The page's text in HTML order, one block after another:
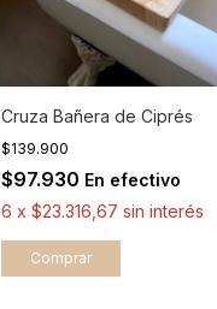
Cruza Bañera de Ciprés
$139.900
$97.930 En efectivo
6 x $23.316,67 sin interés